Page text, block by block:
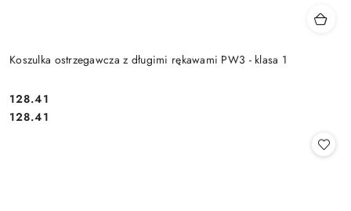
Koszulka ostrzegawcza z długimi rękawami PW3 - klasa 1
Cena:
128.41
Cena:
128.41